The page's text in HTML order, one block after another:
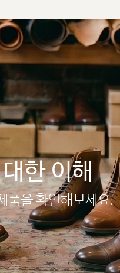
한 이해
품을 확인해보세요.